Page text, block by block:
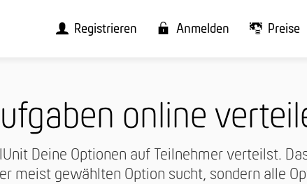
Registrieren Anmelden Preise
online
Deine Optionen auf Teilnehmer verteilst.
meist gewählten Option sucht, sondern alle